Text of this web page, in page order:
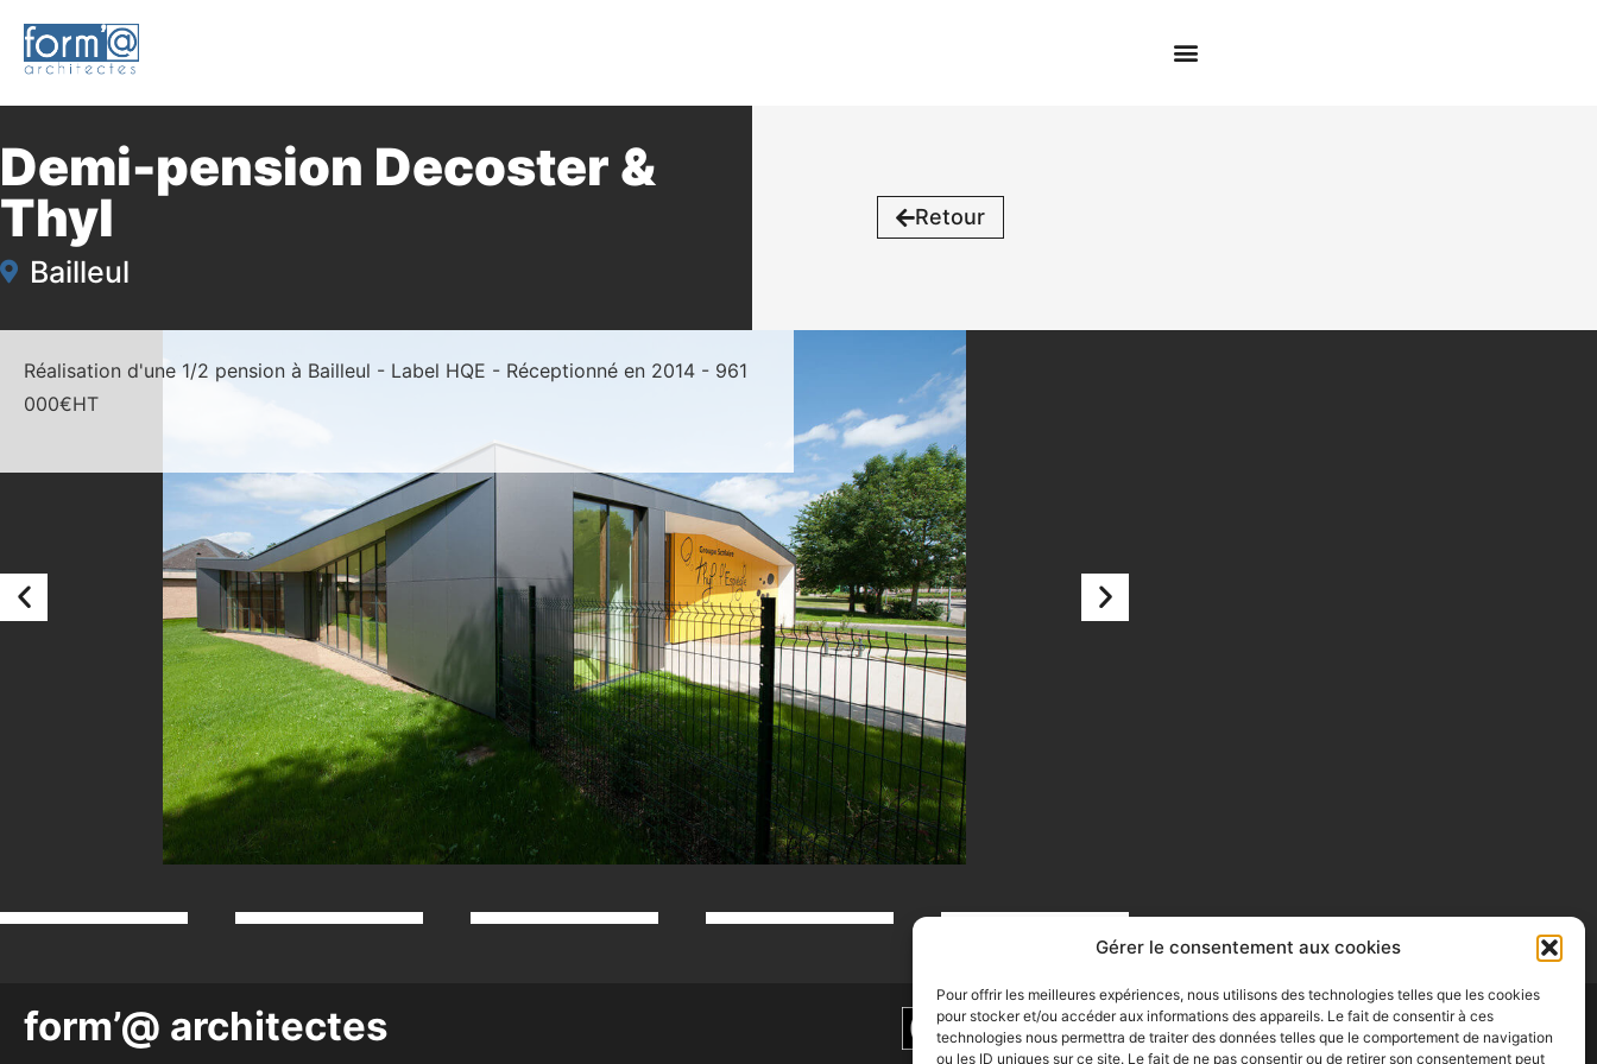
Gérer le consentement aux cookies
Pour offrir les meilleures expériences, nous utilisons des technologies telles que les cookies
pour stocker et/ou accéder aux informations des appareils. Le fait de consentir à ces
technologies nous permettra de traiter des données telles que le comportement de navigation
ou les ID uniques sur ce site. Le fait de ne pas consentir ou de retirer son consentement peut
Demi-pension Decoster &
Thyl
Bailleul
Retour
Réalisation d'une 1/2 pension à Bailleul - Label HQE - Réceptionné en 2014 - 961
000€HT
form’@ architectes